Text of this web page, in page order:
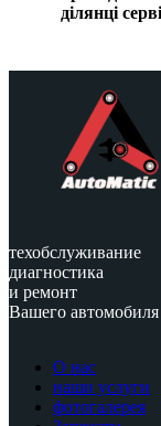
ділянці
техобслуживание
диагностика
и ремонт
Вашего автомобиля
О нас
наши услуги
фотогалерея